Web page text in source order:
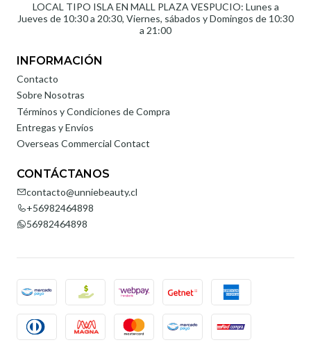
LOCAL TIPO ISLA EN MALL PLAZA VESPUCIO: Lunes a
Jueves de 10:30 a 20:30, Viernes, sábados y Domingos de 10:30
a 21:00
INFORMACIÓN
Contacto
Sobre Nosotras
Términos y Condiciones de Compra
Entregas y Envíos
Overseas Commercial Contact
CONTÁCTANOS
contacto@unniebeauty.cl
+56982464898
56982464898